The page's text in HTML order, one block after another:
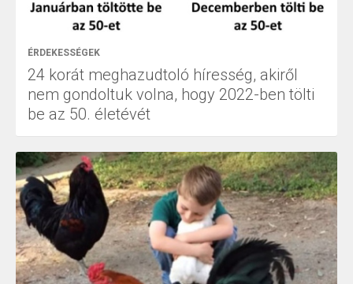
ÉRDEKESSÉGEK
24 korát meghazudtoló híresség, akiről
nem gondoltuk volna, hogy 2022-ben tölti
be az 50. életévét